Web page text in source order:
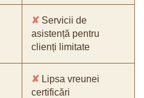
✘ Servicii de
asistență pentru
clienți limitate
✘ Lipsa vreunei
certificări